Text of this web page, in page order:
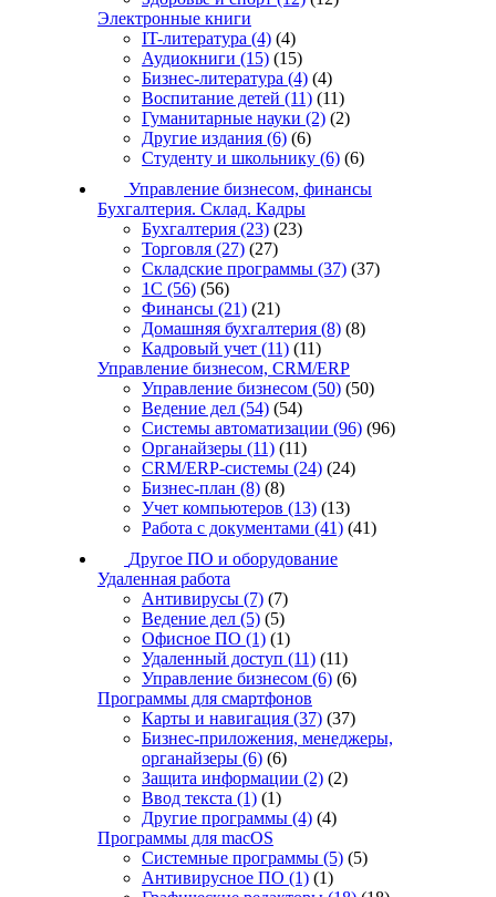
Электронные книги
IT-литература (4) (4)
Аудиокниги (15) (15)
Бизнес-литература (4) (4)
Воспитание детей (11) (11)
Гуманитарные науки (2) (2)
Другие издания (6) (6)
Студенту и школьнику (6) (6)
Управление бизнесом, финансы
Бухгалтерия. Склад. Кадры
Бухгалтерия (23) (23)
Торговля (27) (27)
Складские программы (37) (37)
1С (56) (56)
Финансы (21) (21)
Домашняя бухгалтерия (8) (8)
Кадровый учет (11) (11)
Управление бизнесом, CRM/ERP
Управление бизнесом (50) (50)
Ведение дел (54) (54)
Системы автоматизации (96) (96)
Органайзеры (11) (11)
CRM/ERP-системы (24) (24)
Бизнес-план (8) (8)
Учет компьютеров (13) (13)
Работа с документами (41) (41)
Другое ПО и оборудование
Удаленная работа
Антивирусы (7) (7)
Ведение дел (5) (5)
Офисное ПО (1) (1)
Удаленный доступ (11) (11)
Управление бизнесом (6) (6)
Программы для смартфонов
Карты и навигация (37) (37)
Бизнес-приложения, менеджеры,
органайзеры (6) (6)
Защита информации (2) (2)
Ввод текста (1) (1)
Другие программы (4) (4)
Программы для macOS
Системные программы (5) (5)
Антивирусное ПО (1) (1)